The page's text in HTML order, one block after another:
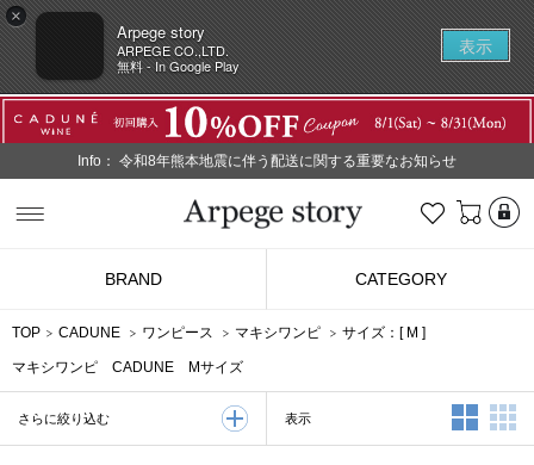
×
Arpege story
ARPEGE CO.,LTD.
無料 - In Google Play
表示
Info： 令和8年熊本地震に伴う配送に関する重要なお知らせ
お気に入り
BRAND CATEGORY
TOP CADUNE ワンピース マキシワンピ サイズ：[ M ]
マキシワンピ CADUNE Mサイズ
さらに絞り込む 表示 2列表示